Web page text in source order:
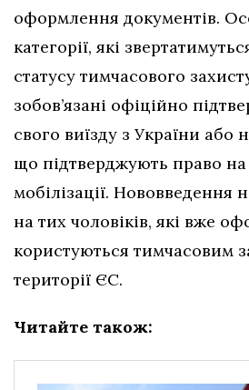
оформлення документів.
категорії, які
статусу тимчасового
зобов’язані офіційно
свого виїзду з України або
що підтверджують право на
мобілізації.
на тих чоловіків, які вже
користуються тимчасовим
території ЄС.
Читайте також: